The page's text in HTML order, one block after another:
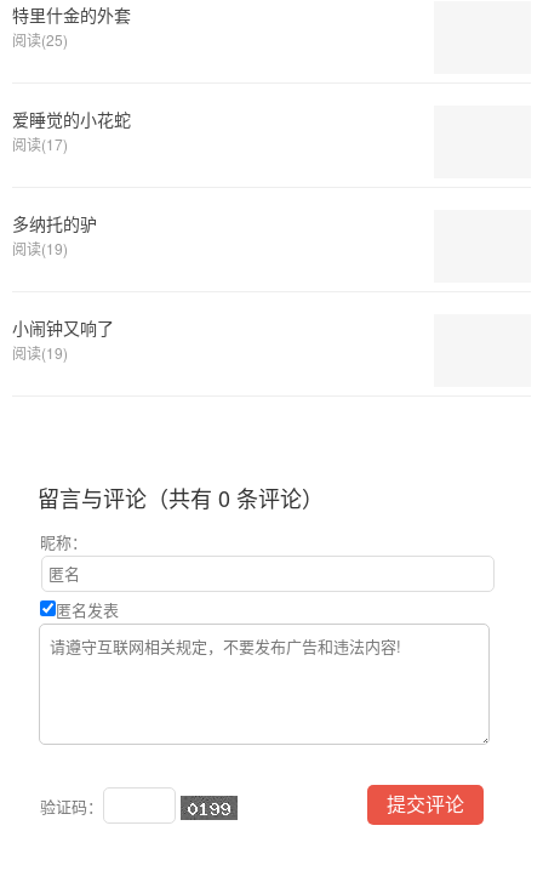
特里什金的外套
阅读(25)
爱睡觉的小花蛇
阅读(17)
多纳托的驴
阅读(19)
小闹钟又响了
阅读(19)
留言与评论（共有 0 条评论）
昵称：
匿名发表
验证码：